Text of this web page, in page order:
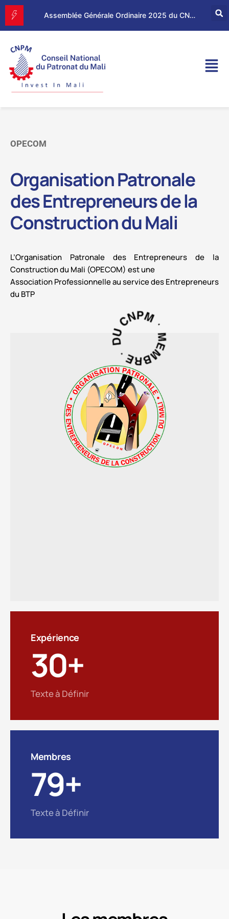
Assemblée Générale Ordinaire 2025 du CNPM
OPECOM
Organisation Patronale
des Entrepreneurs de la
Construction du Mali
L’Organisation Patronale des Entrepreneurs de la
Construction du Mali (OPECOM) est une
Association Professionnelle au service des Entrepreneurs
du BTP
Expérience
30+
Texte à Définir
Membres
79+
Texte à Définir